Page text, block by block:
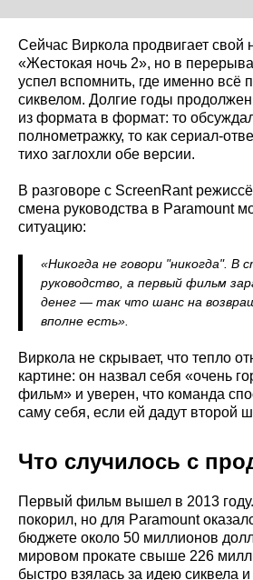
Сейчас Виркола продвигает
«Жестокая ночь 2», но в
успел вспомнить, где именно всё
сиквелом. Долгие годы
из формата в формат: то
полнометражку, то как сериал-
тихо заглохли обе версии.
В разговоре с ScreenRant
смена руководства в Paramount
ситуацию:
«Никогда не говори "никогда". В
руководство, а первый фильм
денег — так что шанс на
вполне есть».
Виркола не скрывает, что тепло
картине: он назвал себя «очень
фильм» и уверен, что команда
саму себя, если ей дадут второй
Что случилось с
Первый фильм вышел в 2013
покорил, но для Paramount
бюджете около 50 миллионов
мировом прокате свыше 226
быстро взялась за идею сиквела